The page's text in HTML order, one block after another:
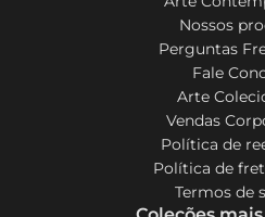
Nossos
Perguntas
Fale
Arte
Vendas
Política de
Política de
Termos de